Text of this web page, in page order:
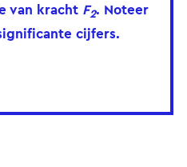
van kracht F2. Noteer
cijfers.